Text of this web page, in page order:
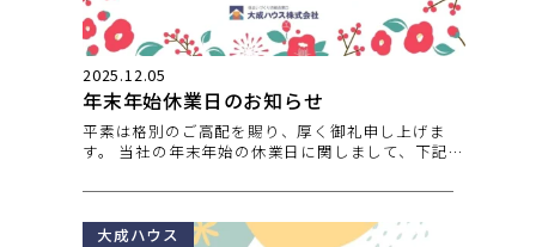
2025.12.05
年末年始休業日のお知らせ
平素は格別のご高配を賜り、厚く御礼申し上げま
す。 当社の年末年始の休業日に関しまして、下記の
大成ハウス